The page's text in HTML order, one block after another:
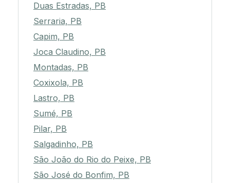
Duas Estradas, PB
Serraria, PB
Capim, PB
Joca Claudino, PB
Montadas, PB
Coxixola, PB
Lastro, PB
Sumé, PB
Pilar, PB
Salgadinho, PB
São João do Rio do Peixe, PB
São José do Bonfim, PB